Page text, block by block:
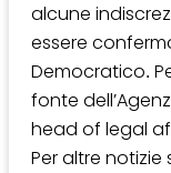
alcune
essere
Democratico.
fonte
head of legal
Per altre notizie